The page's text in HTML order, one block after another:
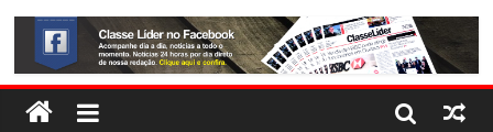
ALTERNATIVAS
LORENA, PINDAMONHANGABA E QUELUZ NA RETA FINAL
PELA FÁBRICA DA COCA-COLA!